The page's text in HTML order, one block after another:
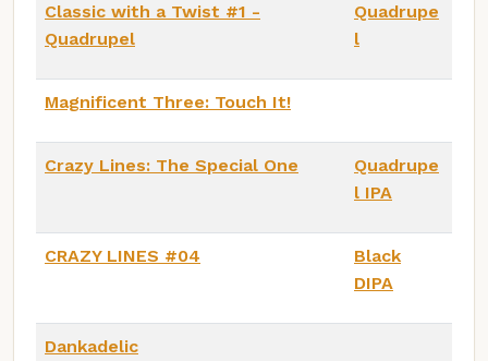
Classic with a Twist #1 -
Quadrupel
Quadrupe
l
Magnificent Three: Touch It!
Crazy Lines: The Special One
Quadrupe
l IPA
CRAZY LINES #04
Black
DIPA
Dankadelic